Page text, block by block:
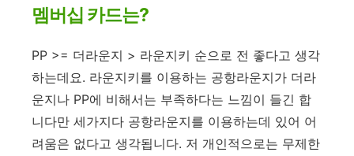
멤버십 카드는?
PP >= 더라운지 > 라운지키 순으로 전 좋다고 생각
하는데요. 라운지키를 이용하는 공항라운지가 더라
운지나 PP에 비해서는 부족하다는 느낌이 들긴 합
니다만 세가지다 공항라운지를 이용하는데 있어 어
려움은 없다고 생각됩니다. 저 개인적으로는 무제한